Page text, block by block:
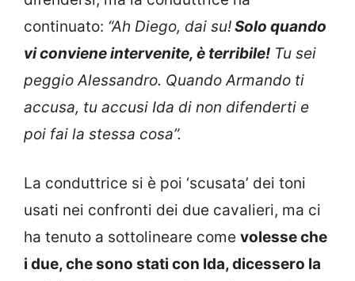
continuato: “Ah Diego, dai su!Solo quando
vi conviene intervenite, è terribile! Tu sei
peggio Alessandro. Quando Armando ti
accusa, tu accusi Ida di non difenderti e
poi fai la stessa cosa”.
La conduttrice si è poi ‘scusata’ dei toni
usati nei confronti dei due cavalieri, ma ci
ha tenuto a sottolineare come volesse che
i due, che sono stati con Ida, dicessero la